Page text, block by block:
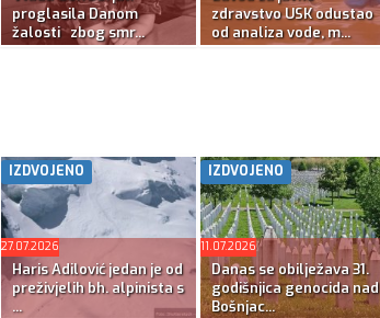
proglasila Danom
žalosti zbog smr...
zdravstvo USK odustao
od analiza vode, m...
IZDVOJENO
27.07.2026
Haris Adilović jedan je od
preživjelih bh. alpinista s
...
IZDVOJENO
11.07.2026
Danas se obilježava 31.
godišnjica genocida nad
Bošnjac...